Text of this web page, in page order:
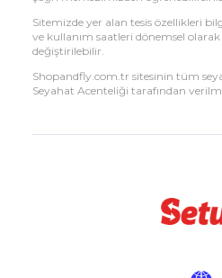
Sitemizde yer alan tesis özellikleri
ve kullanım saatleri dönemsel
değiştirilebilir.
Shopandfly.com.tr sitesinin tüm
Seyahat Acenteliği tarafından